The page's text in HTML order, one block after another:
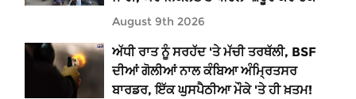
August 9th 2026
ਅੱਧੀ ਰਾਤ ਨੂੰ ਸਰਹੱਦ 'ਤੇ ਮੱਚੀ ਤਰਥੱਲੀ, BSF
ਦੀਆਂ ਗੋਲੀਆਂ ਨਾਲ ਕੰਬਿਆ ਅੰਮ੍ਰਿਤਸਰ
ਬਾਰਡਰ, ਇੱਕ ਘੁਸਪੈਠੀਆ ਮੌਕੇ 'ਤੇ ਹੀ ਖ਼ਤਮ!